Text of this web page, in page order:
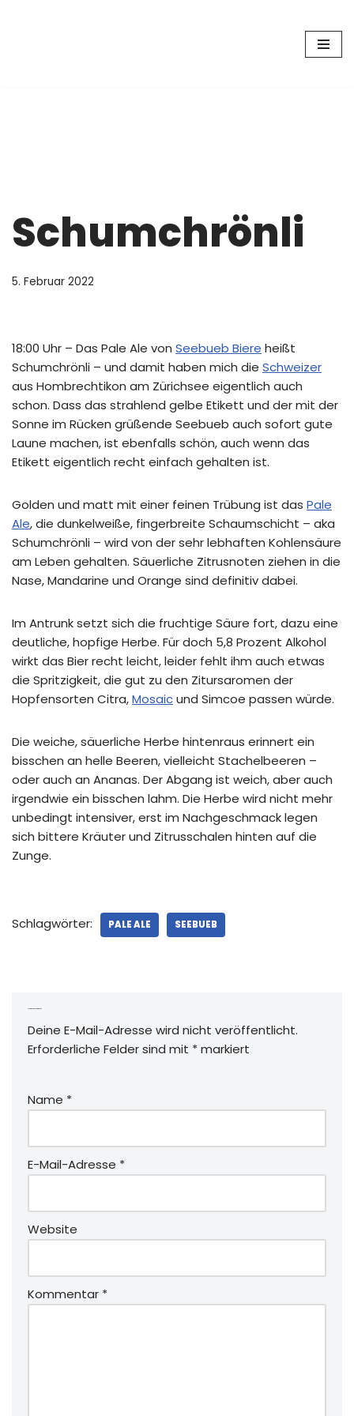
Schumchrönli
5. Februar 2022
18:00 Uhr – Das Pale Ale von Seebueb Biere heißt
Schumchrönli – und damit haben mich die Schweizer
aus Hombrechtikon am Zürichsee eigentlich auch
schon. Dass das strahlend gelbe Etikett und der mit der
Sonne im Rücken grüßende Seebueb auch sofort gute
Laune machen, ist ebenfalls schön, auch wenn das
Etikett eigentlich recht einfach gehalten ist.
Golden und matt mit einer feinen Trübung ist das Pale
Ale, die dunkelweiße, fingerbreite Schaumschicht – aka
Schumchrönli – wird von der sehr lebhaften Kohlensäure
am Leben gehalten. Säuerliche Zitrusnoten ziehen in die
Nase, Mandarine und Orange sind definitiv dabei.
Im Antrunk setzt sich die fruchtige Säure fort, dazu eine
deutliche, hopfige Herbe. Für doch 5,8 Prozent Alkohol
wirkt das Bier recht leicht, leider fehlt ihm auch etwas
die Spritzigkeit, die gut zu den Zitursaromen der
Hopfensorten Citra,Mosaicund Simcoe passen würde.
Die weiche, säuerliche Herbe hintenraus erinnert ein
bisschen an helle Beeren, vielleicht Stachelbeeren –
oder auch an Ananas. Der Abgang ist weich, aber auch
irgendwie ein bisschen lahm. Die Herbe wird nicht mehr
unbedingt intensiver, erst im Nachgeschmack legen
sich bittere Kräuter und Zitrusschalen hinten auf die
Zunge.
Schlagwörter: PALE ALE SEEBUEB
Deine E-Mail-Adresse wird nicht veröffentlicht.
Erforderliche Felder sind mit *markiert
Name *
E-Mail-Adresse *
Website
Kommentar *